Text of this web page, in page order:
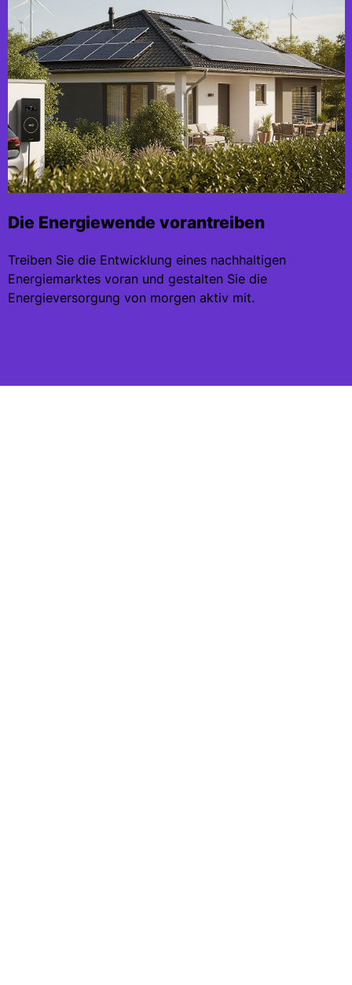
Die Energiewende vorantreiben
Treiben Sie die Entwicklung eines nachhaltigen
Energiemarktes voran und gestalten Sie die
Energieversorgung von morgen aktiv mit.